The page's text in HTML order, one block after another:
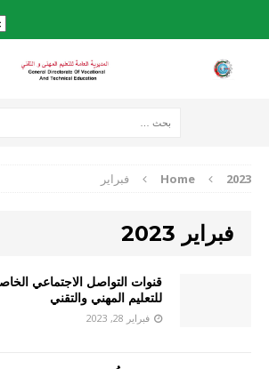
Home 2023 فبراير
فبراير 2023
قنوات التواصل الاجتماعي
للتعليم المهني والتقني
فبراير 28, 2023